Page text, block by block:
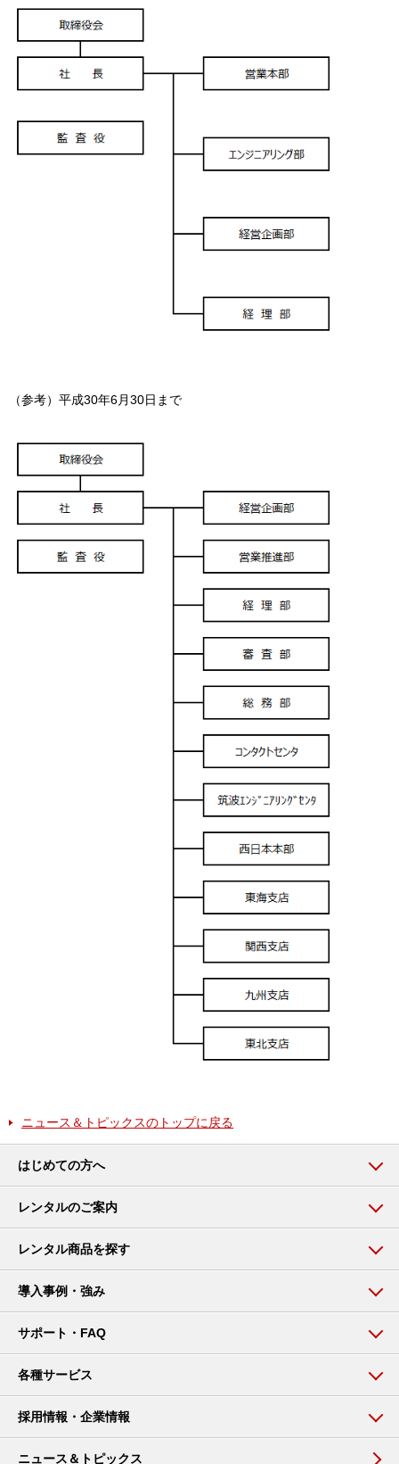
（参考）平成30年6月30日まで
ニュース＆トピックスのトップに戻る
はじめての方へ
レンタルのご案内
レンタル商品を探す
導入事例・強み
サポート・FAQ
各種サービス
採用情報・企業情報
ニュース＆トピックス